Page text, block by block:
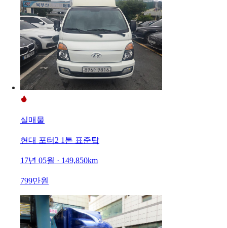
실매물
현대 포터2 1톤 표준탑
17년 05월 · 149,850km
799만원